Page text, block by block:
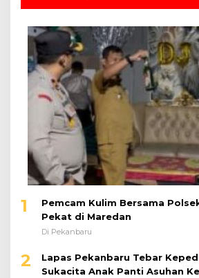
1
Pemcam Kulim Bersama
Pekat di Maredan
Di Pekanbaru
2
Lapas Pekanbaru Tebar
Sukacita Anak Panti Asuhan